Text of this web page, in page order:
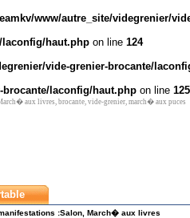
www/autre_site/videgrenier/
laconfig/haut.php on line 124
vide-grenier-brocante/
laconfig/haut.php on line 125
aux livres, brocante, vide-grenier, march� aux puces
:Salon, March� aux livres